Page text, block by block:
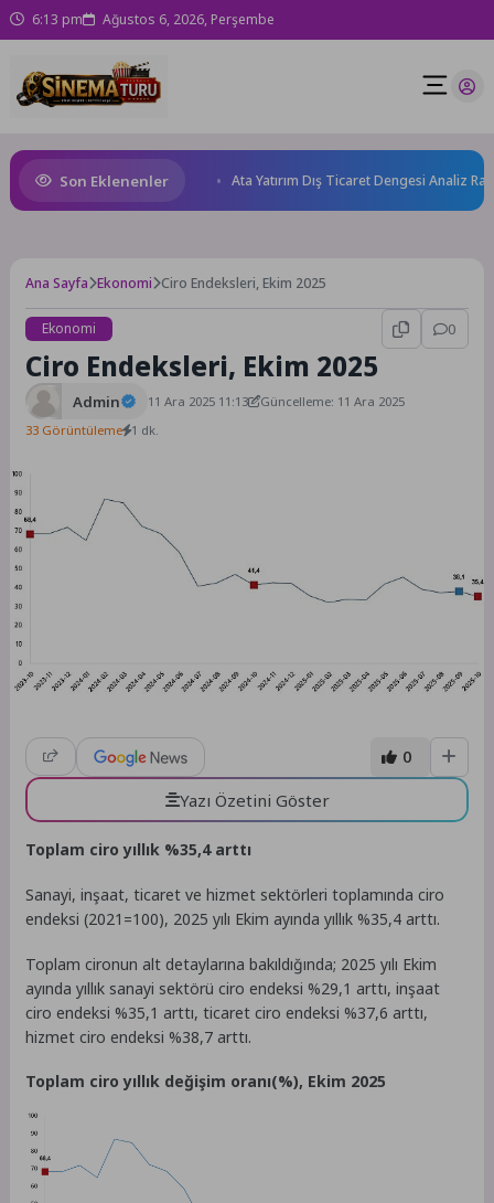
6:13 pm Ağustos 6, 2026, Perşembe
Son Eklenenler
güçlendiriyor! Ata Yatırım Dış Ticaret Dengesi Analiz
Ana Sayfa Ekonomi Ciro Endeksleri, Ekim 2025
Ekonomi 0
Ciro Endeksleri, Ekim 2025
Admin 11 Ara 2025 11:13
Güncelleme: 11 Ara 2025
33 Görüntüleme 1 dk.
0
Yazı Özetini Göster
Toplam ciro yıllık %35,4 arttı
Sanayi, inşaat, ticaret ve hizmet sektörleri toplamında ciro
endeksi (2021=100), 2025 yılı Ekim ayında yıllık %35,4 arttı.
Toplam cironun alt detaylarına bakıldığında; 2025 yılı Ekim
ayında yıllık sanayi sektörü ciro endeksi %29,1 arttı, inşaat
ciro endeksi %35,1 arttı, ticaret ciro endeksi %37,6 arttı,
hizmet ciro endeksi %38,7 arttı.
Toplam ciro yıllık değişim oranı(%), Ekim 2025